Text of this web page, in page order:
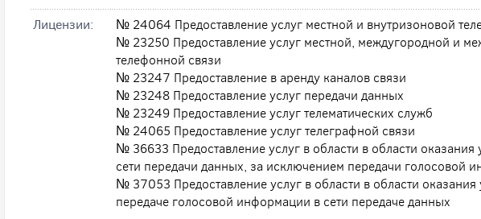
Лицензии:
№ 24064 Предоставление услуг местной и внутризоновой
№ 23250 Предоставление услуг местной, междугородной и
телефонной связи
№ 23247 Предоставление в аренду каналов связи
№ 23248 Предоставление услуг передачи данных
№ 23249 Предоставление услуг телематических служб
№ 24065 Предоставление услуг телеграфной связи
№ 36633 Предоставление услуг в области в области оказания
сети передачи данных, за исключением передачи голосовой
№ 37053 Предоставление услуг в области в области оказания
передаче голосовой информации в сети передаче данных